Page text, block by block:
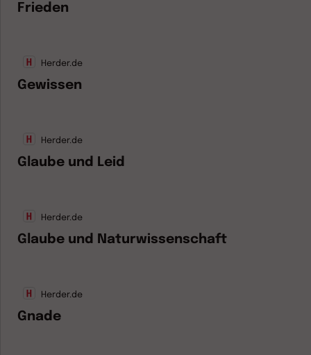
Frieden
Herder.de
Gewissen
Herder.de
Glaube und Leid
Herder.de
Glaube und Naturwissenschaft
Herder.de
Gnade